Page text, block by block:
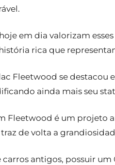
em dia valorizam
rica que
Fleetwood se
ainda mais seu
Fleetwood é um projeto
de volta a
carros antigos, possuir